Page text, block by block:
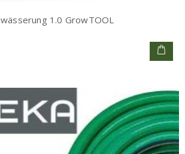
1.0 GrowTOOL